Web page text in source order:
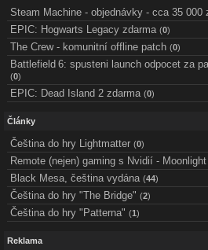
Steam Machine - objednávky - cca 35 000
EPIC: Hogwarts Legacy zdarma (0)
The Crew - komunitní offline patch (0)
Battlefield 6: spusteni launch odpocet za
(0)
EPIC: Dead Island 2 zdarma (0)
Články
Čeština do hry Lightmatter (0)
Remote (nejen) gaming s Nvidií - Moonlight
Black Mesa, čeština vydána (44)
Čeština do hry "The Bridge" (2)
Čeština do hry "Patterna" (1 )
Reklama